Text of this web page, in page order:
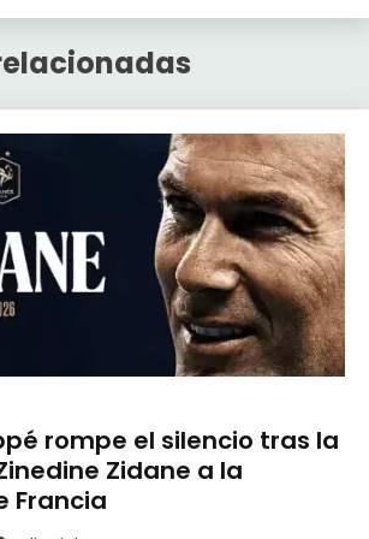
rompe el silencio tras la
Zidane a la
Francia